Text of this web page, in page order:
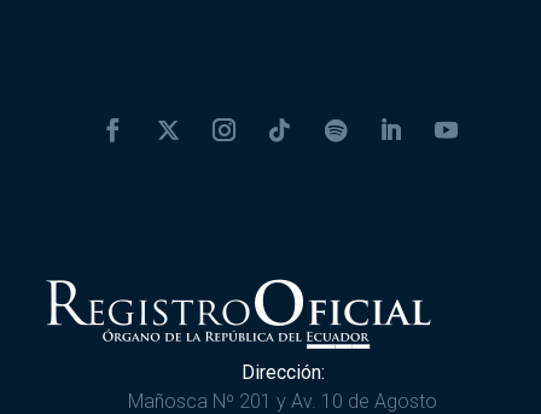
Dirección:
Mañosca Nº 201 y Av. 10 de Agosto